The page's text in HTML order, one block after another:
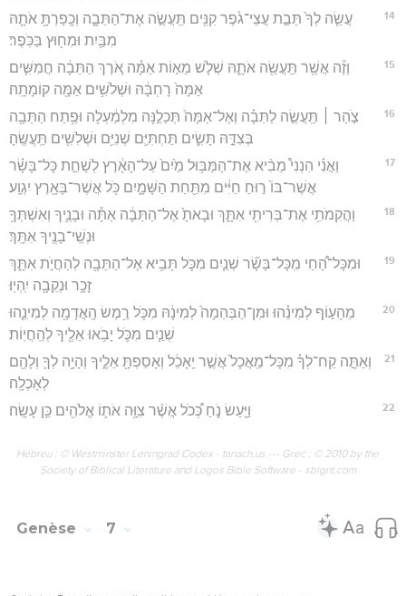
14
עֲשֵׂ֤ה לְךָ֙ תֵּבַ֣ת עֲצֵי־גֹ֔פֶר קִנִּ֖ים תַּֽעֲשֶׂ֣ה אֶת־הַתֵּבָ֑ה וְכָֽפַרְתָּ֥ אֹתָ֛הּ
מִבַּ֥יִת וּמִח֖וּץ בַּכֹּֽפֶר׃
15
וְזֶ֕ה אֲשֶׁ֥ר תַּֽעֲשֶׂ֖ה אֹתָ֑הּ שְׁלֹ֧שׁ מֵא֣וֹת אַמָּ֗ה אֹ֚רֶךְ הַתֵּבָ֔ה חֲמִשִּׁ֤ים
אַמָּה֙ רָחְבָּ֔הּ וּשְׁלֹשִׁ֥ים אַמָּ֖ה קוֹמָתָֽהּ׃
16
צֹ֣הַר ׀ תַּֽעֲשֶׂ֣ה לַתֵּבָ֗ה וְאֶל־אַמָּה֙ תְּכַלֶ֣נָּה מִלְמַ֔עְלָה וּפֶ֥תַח הַתֵּבָ֖ה
בְּצִדָּ֣הּ תָּשִׂ֑ים תַּחְתִּיִּ֛ם שְׁנִיִּ֥ם וּשְׁלִשִׁ֖ים תַּֽעֲשֶֽׂהָ׃
17
וַאֲנִ֗י הִנְנִי֩ מֵבִ֨יא אֶת־הַמַּבּ֥וּל מַ֙יִם֙ עַל־הָאָ֔רֶץ לְשַׁחֵ֣ת כָּל־בָּשָׂ֗ר
אֲשֶׁר־בּוֹ֙ ר֣וּחַ חַיִּ֔ים מִתַּ֖חַת הַשָּׁמָ֑יִם כֹּ֥ל אֲשֶׁר־בָּאָ֖רֶץ יִגְוָֽע׃
18
וַהֲקִמֹתִ֥י אֶת־בְּרִיתִ֖י אִתָּ֑ךְ וּבָאתָ֙ אֶל־הַתֵּבָ֔ה אַתָּ֕ה וּבָנֶ֛יךָ וְאִשְׁתְּךָ֥
וּנְשֵֽׁי־בָנֶ֖יךָ אִתָּֽךְ׃
19
וּמִכָּל־הָ֠חַי מִֽכָּל־בָּשָׂ֞ר שְׁנַ֧יִם מִכֹּ֛ל תָּבִ֥יא אֶל־הַתֵּבָ֖ה לְהַחֲיֹ֣ת אִתָּ֑ךְ
זָכָ֥ר וּנְקֵבָ֖ה יִֽהְיֽוּ׃
20
מֵהָע֣וֹף לְמִינֵ֗הוּ וּמִן־הַבְּהֵמָה֙ לְמִינָ֔הּ מִכֹּ֛ל רֶ֥מֶשׂ הָֽאֲדָמָ֖ה לְמִינֵ֑הוּ
שְׁנַ֧יִם מִכֹּ֛ל יָבֹ֥אוּ אֵלֶ֖יךָ לְהַֽחֲיֽוֹת׃
21
וְאַתָּ֣ה קַח־לְךָ֗ מִכָּל־מַֽאֲכָל֙ אֲשֶׁ֣ר יֵֽאָכֵ֔ל וְאָסַפְתָּ֖ אֵלֶ֑יךָ וְהָיָ֥ה לְךָ֛ וְלָהֶ֖ם
לְאָכְלָֽה׃
22 וַיַּ֖עַשׂ נֹ֑חַ כְּ֠כֹל אֲשֶׁ֨ר צִוָּ֥ה אֹת֛וֹ אֱלֹהִ֖ים כֵּ֥ן עָשָֽׂה׃
Hébreu : © Westminster Leningrad Codex - tanach.us --- Grec : © 2010 by the
Society of Biblical Literature and Logos Bible Software - sblgnt.com
Genèse 7